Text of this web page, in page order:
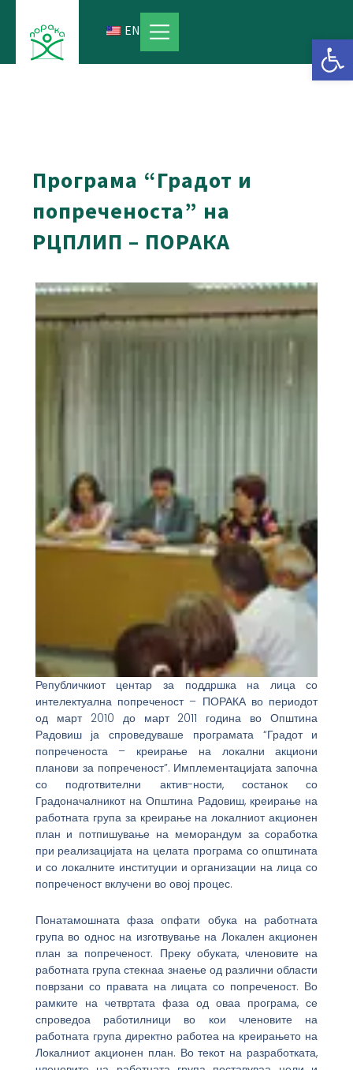
content
EN
Програма “Градот и
попреченоста” на
РЦПЛИП – ПОРАКА
Републичкиот центар за поддршка на лица со
интелектуална попреченост – ПОРАКА во периодот
од март 2010 до март 2011 година во Општина
Радовиш ја спроведуваше програмата “Градот и
попреченоста – креирање на локални акциони
планови за попреченост”. Имплементацијата започна
со подготвителни актив-ности, состанок со
Градоначалникот на Општина Радовиш, креирање на
работната група за креирање на локалниот акционен
план и потпишување на меморандум за соработка
при реализацијата на целата програма со општината
и со локалните институции и организации на лица со
попреченост вклучени во овој процес.
Понатамошната фаза опфати обука на работната
група во однос на изготвување на Локален акционен
план за попреченост. Преку обуката, членовите на
работната група стекнаа знаење од различни области
поврзани со правата на лицата со попреченост. Во
рамките на четвртата фаза од оваа програма, се
спроведоа работилници во кои членовите на
работната група директно работеа на креирањето на
Локалниот акционен план. Во текот на разработката,